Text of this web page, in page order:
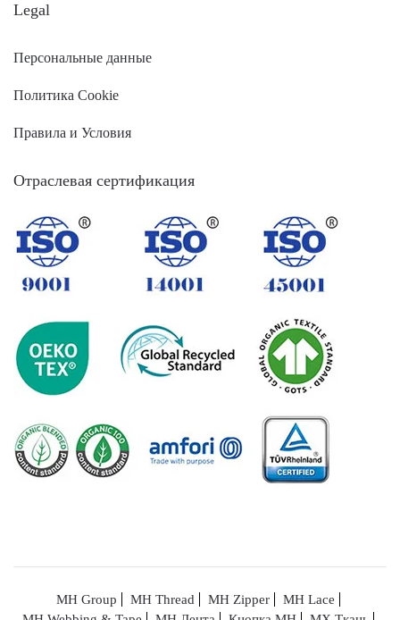
Legal
Персональные данные
Политика Cookie
Правила и Условия
Отраслевая сертификация
MH Group MH Thread MH Zipper
MH Lace